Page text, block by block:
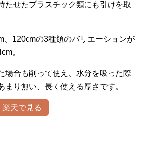
たせたプラスチック類にも引けを取
、120cmの3種類のバリエーションが
。
場合も削って使え、水分を吸った際
まり無い、長く使える厚さです。
楽天で見る